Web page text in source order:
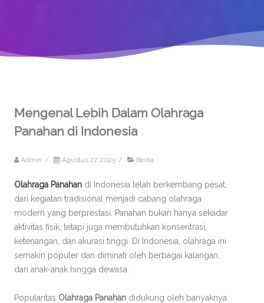
Mengenal Lebih Dalam Olahraga
Panahan di Indonesia
Admin / Agustus 27, 2025 / Berita
Olahraga Panahan di Indonesia telah berkembang pesat,
dari kegiatan tradisional menjadi cabang olahraga
modern yang berprestasi. Panahan bukan hanya sekadar
aktivitas fisik, tetapi juga membutuhkan konsentrasi,
ketenangan, dan akurasi tinggi. Di Indonesia, olahraga ini
semakin populer dan diminati oleh berbagai kalangan,
dari anak-anak hingga dewasa.
Popularitas Olahraga Panahan didukung oleh banyaknya